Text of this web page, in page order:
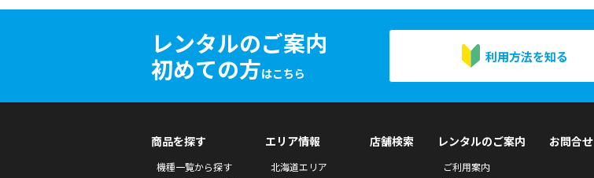
レンタルのご案内
初めての方はこちら
利用方法を知る
商品を探す
機種一覧から探す
エリア情報
北海道エリア
店舗検索 レンタルのご案内
ご利用案内
お問合せ